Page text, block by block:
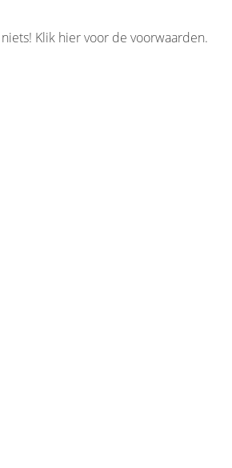
Klik hiervoor de voorwaarden.